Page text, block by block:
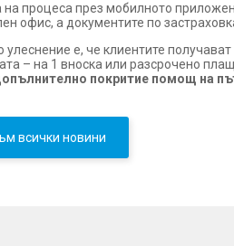
на процеса през мобилното
офис, а документите по
е, че клиентите
– на 1 вноска или разсрочено
покритие помощ на
всички новини